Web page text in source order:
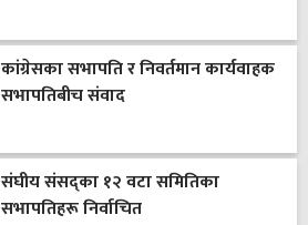
कांग्रेसका सभापति र निवर्तमान कार्यवाहक
सभापतिबीच संवाद
संघीय संसद्का १२ वटा समितिका
सभापतिहरू निर्वाचित